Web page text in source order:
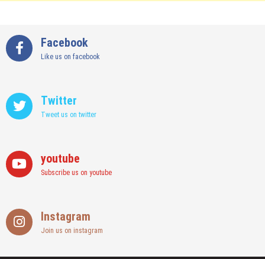
Facebook
Like us on facebook
Twitter
Tweet us on twitter
youtube
Subscribe us on youtube
Instagram
Join us on instagram